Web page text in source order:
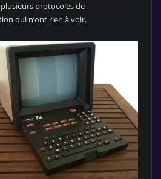
protocoles de
qui n’ont rien à voir.